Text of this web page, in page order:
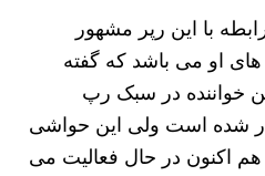
با این رپر مشهور
های او می باشد که گفته
خواننده در سبک رپ
شده است ولی این حواشی
اکنون در حال فعالیت می